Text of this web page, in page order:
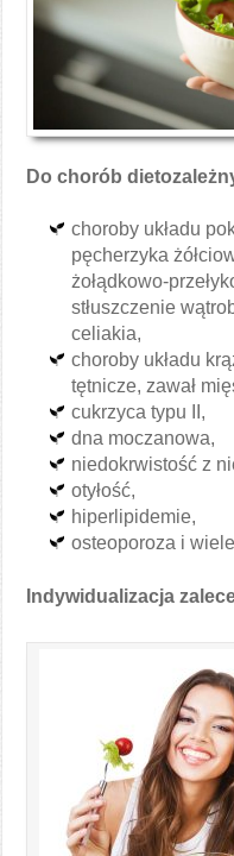
Do chorób
choroby układu
pęcherzyka
żołądkowo-
stłuszczenie
celiakia,
choroby układu
tętnicze, zawał
cukrzyca typu II,
dna moczanowa,
niedokrwistość z
otyłość,
hiperlipidemie,
osteoporoza i
Indywidualizacja